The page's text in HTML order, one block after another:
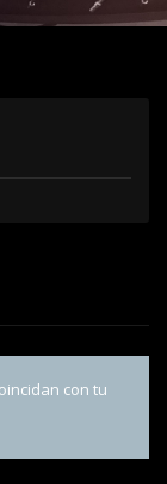
con tu